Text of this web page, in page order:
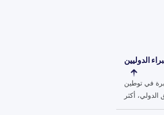
في توطين